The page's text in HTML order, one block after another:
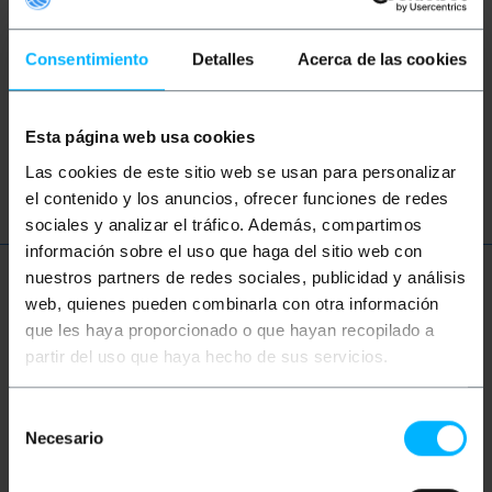
Consentimiento Detalles Acerca de las cookies
Esta página web usa cookies
Las cookies de este sitio web se usan para personalizar
el contenido y los anuncios, ofrecer funciones de redes
sociales y analizar el tráfico. Además, compartimos
información sobre el uso que haga del sitio web con
nuestros partners de redes sociales, publicidad y análisis
web, quienes pueden combinarla con otra información
que les haya proporcionado o que hayan recopilado a
partir del uso que haya hecho de sus servicios.
Necesario
àudio vídeo TV so RCA
Dolby DigitalHome Theater
Més informació
Adaptador útil per a aquells que volen convertir un